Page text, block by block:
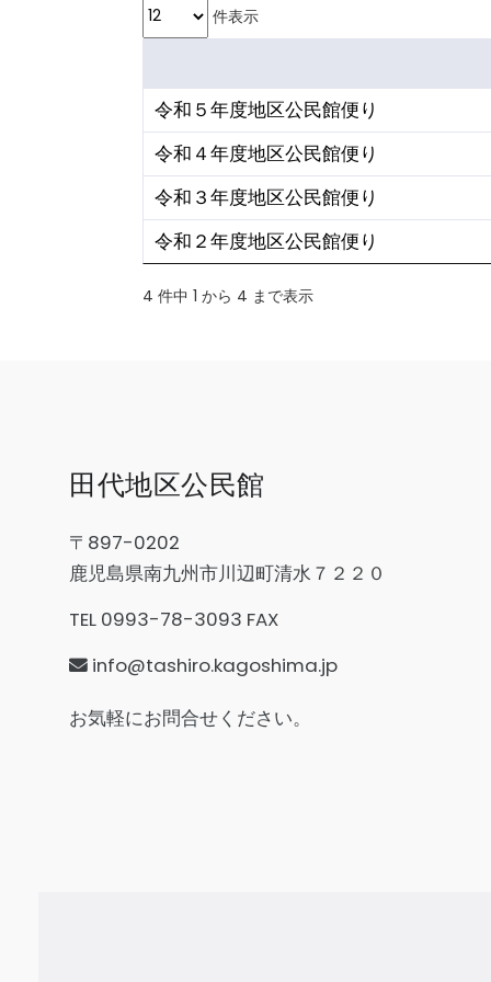
件表示
令和５年度地区公民館便り
令和４年度地区公民館便り
令和３年度地区公民館便り
令和２年度地区公民館便り
4 件中 1 から 4 まで表示
田代地区公民館
〒897-0202
鹿児島県南九州市川辺町清水７２２０
TEL 0993-78-3093 FAX
info@tashiro.kagoshima.jp
お気軽にお問合せください。